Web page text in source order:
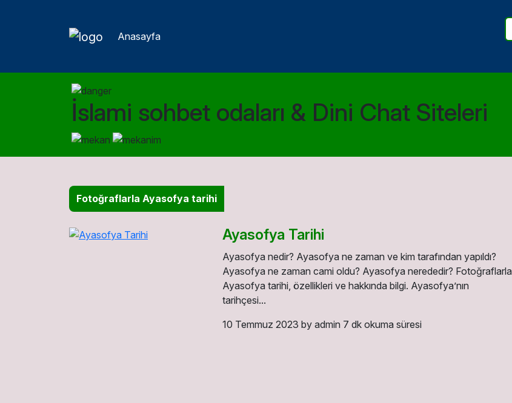
Anasayfa
İslami sohbet odaları & Dini Chat Siteleri
Fotoğraflarla Ayasofya tarihi
Ayasofya Tarihi
Ayasofya nedir? Ayasofya ne zaman ve kim tarafından yapıldı?
Ayasofya ne zaman cami oldu? Ayasofya nerededir? Fotoğraflarla
Ayasofya tarihi, özellikleri ve hakkında bilgi. Ayasofya’nın
tarihçesi...
10 Temmuz 2023 by admin 7 dk okuma süresi